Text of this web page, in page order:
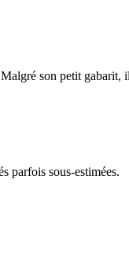
son petit
parfois sous-estimées.